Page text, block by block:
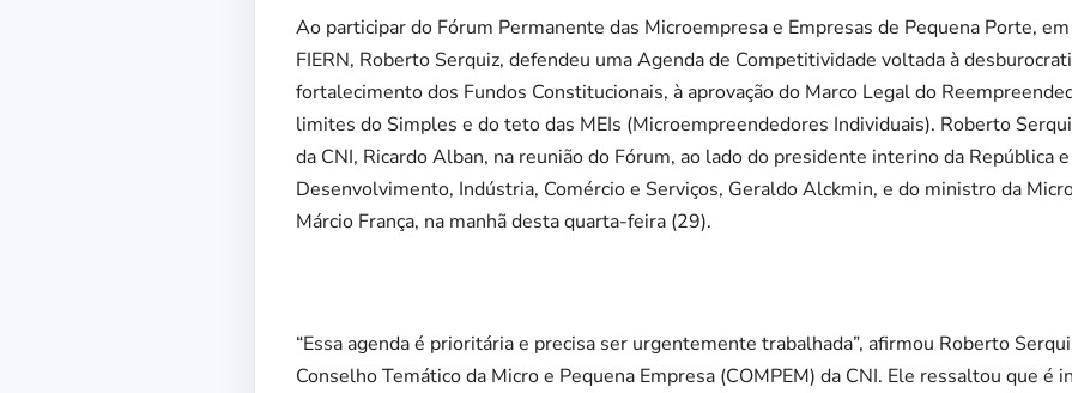
Ao participar do Fórum Permanente das Microempresa e Empresas de Pequena Porte,
FIERN, Roberto Serquiz, defendeu uma Agenda de Competitividade voltada à
fortalecimento dos Fundos Constitucionais, à aprovação do Marco Legal do
limites do Simples e do teto das MEIs (Microempreendedores Individuais). Roberto
da CNI, Ricardo Alban, na reunião do Fórum, ao lado do presidente interino da República
Desenvolvimento, Indústria, Comércio e Serviços, Geraldo Alckmin, e do ministro da
Márcio França, na manhã desta quarta-feira (29).
“Essa agenda é prioritária e precisa ser urgentemente trabalhada”, afirmou Roberto
Conselho Temático da Micro e Pequena Empresa (COMPEM) da CNI. Ele ressaltou que é